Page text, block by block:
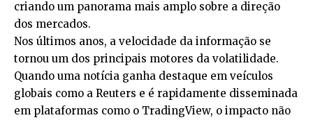
criando um panorama mais amplo sobre a direção
dos mercados.
Nos últimos anos, a velocidade da informação se
tornou um dos principais motores da volatilidade.
Quando uma notícia ganha destaque em veículos
globais como a Reuters e é rapidamente disseminada
em plataformas como o TradingView, o impacto não